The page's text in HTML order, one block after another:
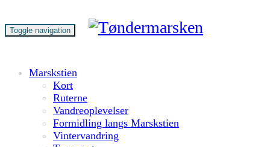
Toggle navigation
Marskstien
Kort
Ruterne
Vandreoplevelser
Formidling langs Marskstien
Vintervandring